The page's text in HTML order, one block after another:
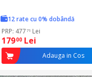
12 rate cu 0% dobândă
PRP: 477 71 Lei
17900 Lei
Adauga in Cos